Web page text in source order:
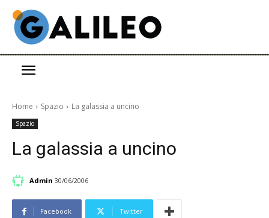
Home Spazio La galassia a uncino
Spazio
La galassia a uncino
Admin 30/06/2006
Facebook Twitter